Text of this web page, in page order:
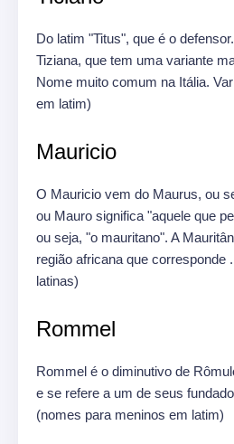
Do latim "Titus", que é o defensor.
Tiziana, que tem uma variante
Nome muito comum na Itália.
em latim)
Mauricio
O Mauricio vem do Maurus, ou
ou Mauro significa "aquele que
ou seja, "o mauritano". A
região africana que corresponde
latinas)
Rommel
Rommel é o diminutivo de
e se refere a um de seus
(nomes para meninos em latim)